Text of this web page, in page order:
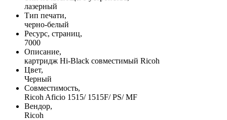
лазерный
Тип печати,
черно-белый
Ресурс, страниц,
7000
Описание,
картридж Hi-Black совместимый Ricoh
Цвет,
Черный
Совместимость,
Ricoh Aficio 1515/ 1515F/ PS/ MF
Вендор,
Ricoh